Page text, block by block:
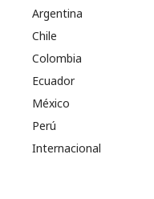
Argentina
Chile
Colombia
Ecuador
México
Perú
Internacional